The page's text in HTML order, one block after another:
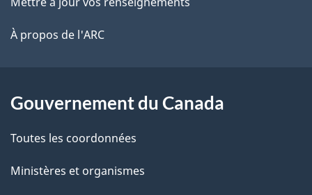
l
a
a
g
e
é
t
a
t
i
site
À propos de l'ARC
Gouvernement du Canada
Toutes les coordonnées
Ministères et organismes